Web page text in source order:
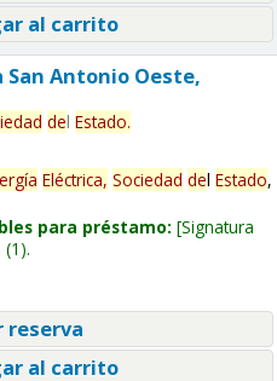
al carrito
Antonio Oeste,
del Estado.
Eléctrica, Sociedad del Estado,
para préstamo: Signatura
(1).
reserva
al carrito